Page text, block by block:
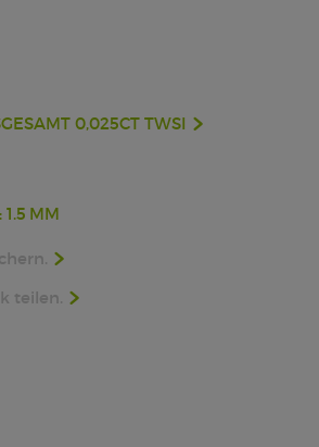
0,025CT TWSI
1.5 MM
teilen.